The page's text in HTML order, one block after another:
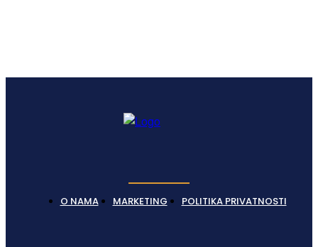
O NAMA MARKETING POLITIKA PRIVATNOSTI